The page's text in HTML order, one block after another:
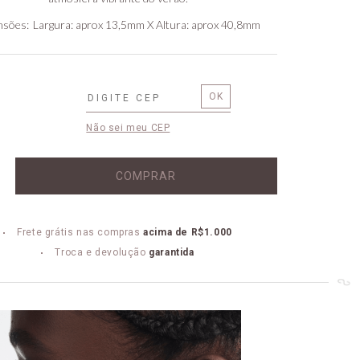
Largura: aprox 13,5mm X Altura: aprox 40,8mm
Não sei meu CEP
COMPRAR
Frete grátis nas compras acima de R$1.000
Troca e devolução garantida